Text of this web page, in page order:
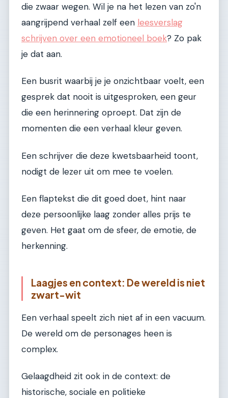
die zwaar wegen. Wil je na het lezen van zo'n
aangrijpend verhaal zelf een leesverslag
schrijven over een emotioneel boek? Zo pak
je dat aan.
Een busrit waarbij je je onzichtbaar voelt, een
gesprek dat nooit is uitgesproken, een geur
die een herinnering oproept. Dat zijn de
momenten die een verhaal kleur geven.
Een schrijver die deze kwetsbaarheid toont,
nodigt de lezer uit om mee te voelen.
Een flaptekst die dit goed doet, hint naar
deze persoonlijke laag zonder alles prijs te
geven. Het gaat om de sfeer, de emotie, de
herkenning.
Laagjes en context: De wereld is niet
zwart-wit
Een verhaal speelt zich niet af in een vacuum.
De wereld om de personages heen is
complex.
Gelaagdheid zit ook in de context: de
historische, sociale en politieke